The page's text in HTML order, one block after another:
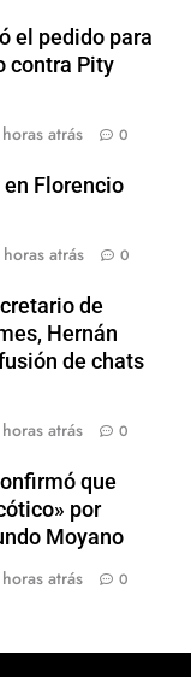
el pedido para
contra Pity
atrás 0
en Florencio
atrás 0
de
Hernán
de chats
atrás 0
que
por
Moyano
atrás 0